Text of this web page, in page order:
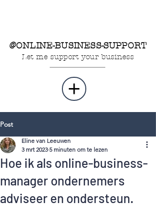
@ONLINE-BUSINESS-SUPPORT
Let me support your business
Post
Hoe ik als online-business-
manager ondernemers
adviseer en ondersteun.
Eline van Leeuwen
3 mrt 2023 5 minuten om te lezen